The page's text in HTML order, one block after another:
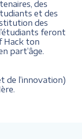
des
et des
des
feront
Hack ton
part’âge.
de l’innovation)